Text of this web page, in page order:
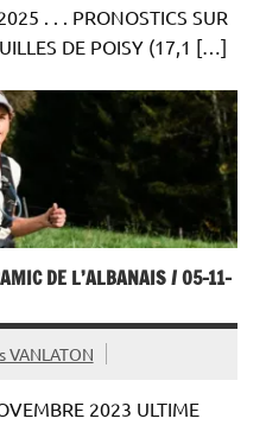
. . . PRONOSTICS SUR
DE POISY (17,1 […]
DE L’ALBANAIS / 05-11-
VANLATON
2023 ULTIME